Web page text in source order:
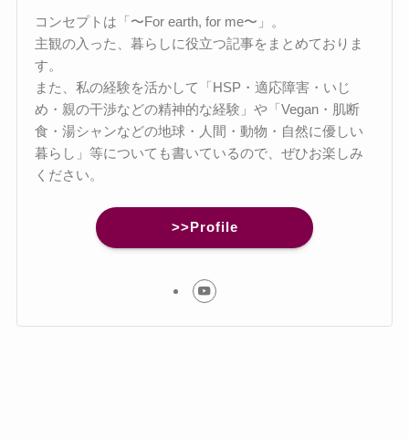
コンセプトは「〜For earth, for me〜」。
主観の入った、暮らしに役立つ記事をまとめておりま
す。
また、私の経験を活かして「HSP・適応障害・いじ
め・親の干渉などの精神的な経験」や「Vegan・肌断
食・湯シャンなどの地球・人間・動物・自然に優しい
暮らし」等についても書いているので、ぜひお楽しみ
ください。
>>Profile